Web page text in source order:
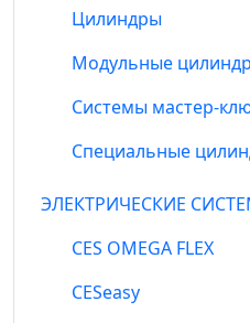
Цилиндры
Модульные
Системы мастер-
Специальные
ЭЛЕКТРИЧЕСКИЕ
CES OMEGA FLEX
CESeasy